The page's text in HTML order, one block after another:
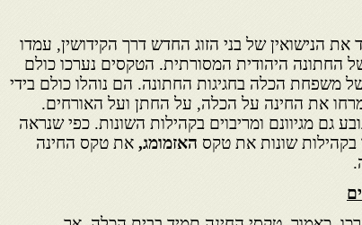
הנישואין של בני הזוג החדש דרך הקידושין, עמדו
החתונה היהודית המסורתית. הטקסים נערכו כולם
משפחת הכלה בחגיגות החתונה. הם נוהלו כולם בידי
את החינה על הכלה, על החתן ועל האורחים.
גם מגיוונם ומריבוים בקהילות השונות. כפי שנראה
שונות את טקס האזמומג, את טקס החינה